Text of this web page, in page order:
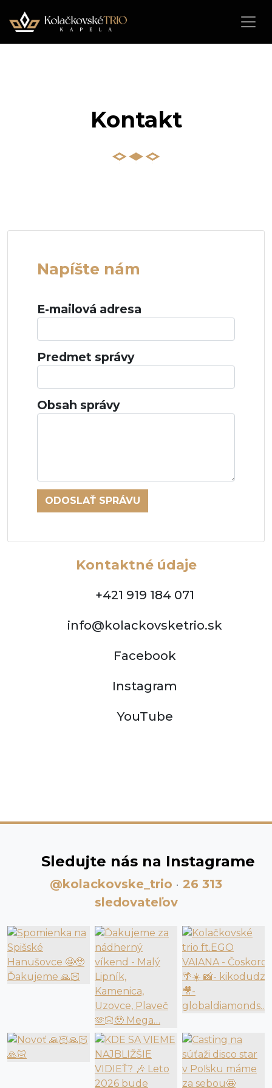
Kontakt
Napíšte nám
E-mailová adresa
Predmet správy
Obsah správy
Kontaktné údaje
+421 919 184 071
info@kolackovsketrio.sk
Facebook
Instagram
YouTube
Sledujte nás na Instagrame
@kolackovske_trio · 26 313
sledovateľov